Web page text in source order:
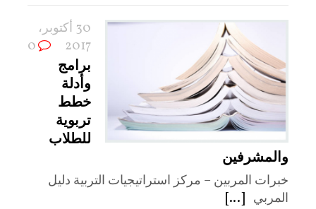
30 أكتوبر،
2017
0
برامج
وأدلة
خطط
تربوية
للطلاب
والمشرفين
خبرات المربين – مركز استراتيجيات التربية دليل
المربي [...]